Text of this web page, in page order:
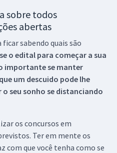
sobre todos
abertas
sabendo quais são
o edital para começar a sua
importante se manter
um descuido pode lhe
seu sonho se distanciando
os concursos em
Ter em mente os
com que você tenha como se